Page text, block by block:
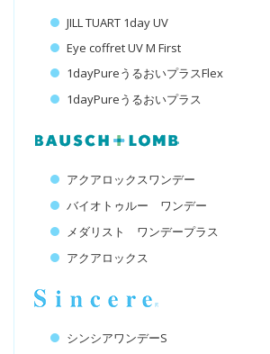
JILL TUART 1day UV
Eye coffret UV M First
1dayPureうるおいプラスFlex
1dayPureうるおいプラス
アクアロックスワンデー
バイオトゥルー ワンデー
メダリスト ワンデープラス
アクアロックス
シンシアワンデーS